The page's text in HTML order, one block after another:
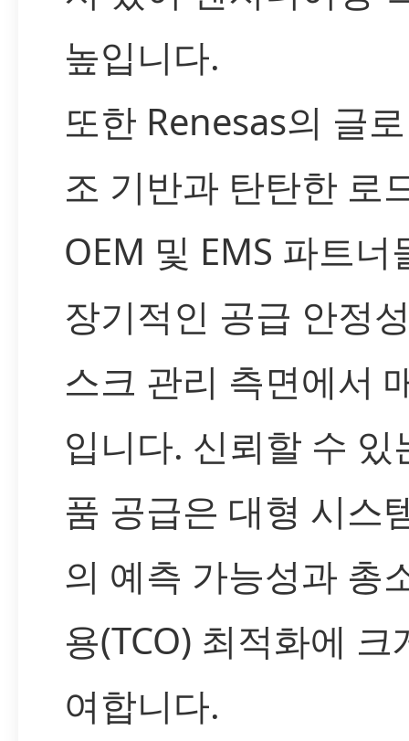
높입니다.
또한 Renesas의 글
조 기반과 탄탄한 로
OEM 및 EMS 파트너
장기적인 공급 안정
스크 관리 측면에서
입니다. 신뢰할 수 있
품 공급은 대형 시스
의 예측 가능성과 총
용(TCO) 최적화에 크
여합니다.